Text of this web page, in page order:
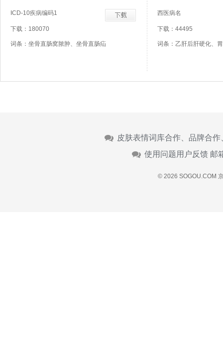
ICD-10疾病编码1
下载：180070
词条：坐骨直肠窝脓肿、坐骨直肠疝
西医病名
下载：44495
词条：乙肝后肝硬化、
皮肤表情词库合作、品牌合
使用问题用户反馈 邮
© 2026 SOGOU.COM